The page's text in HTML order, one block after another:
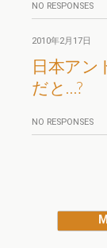
NO RESPONSES
2010年2月17日
日本アン
だと…?
NO RESPONSES